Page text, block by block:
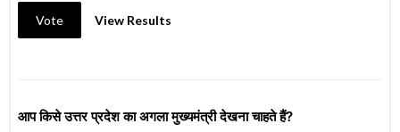
Vote View Results
आप किसे उत्तर प्रदेश का अगला मुख्यमंत्री देखना चाहते हैं?